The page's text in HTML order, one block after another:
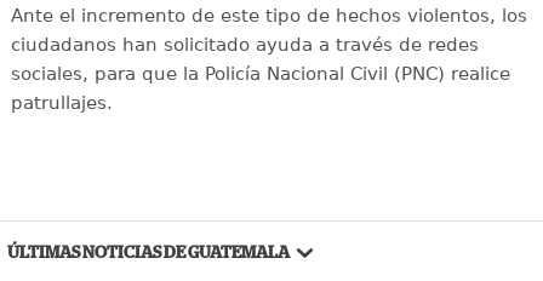
Ante el incremento de este tipo de hechos violentos, los
ciudadanos han solicitado ayuda a través de redes
sociales, para que la Policía Nacional Civil (PNC) realice
patrullajes.
ÚLTIMAS NOTICIAS DE GUATEMALA